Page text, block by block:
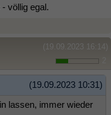
völlig egal.
(19.09.2023 16:14)
(19.09.2023 10:31)
lassen, immer wieder